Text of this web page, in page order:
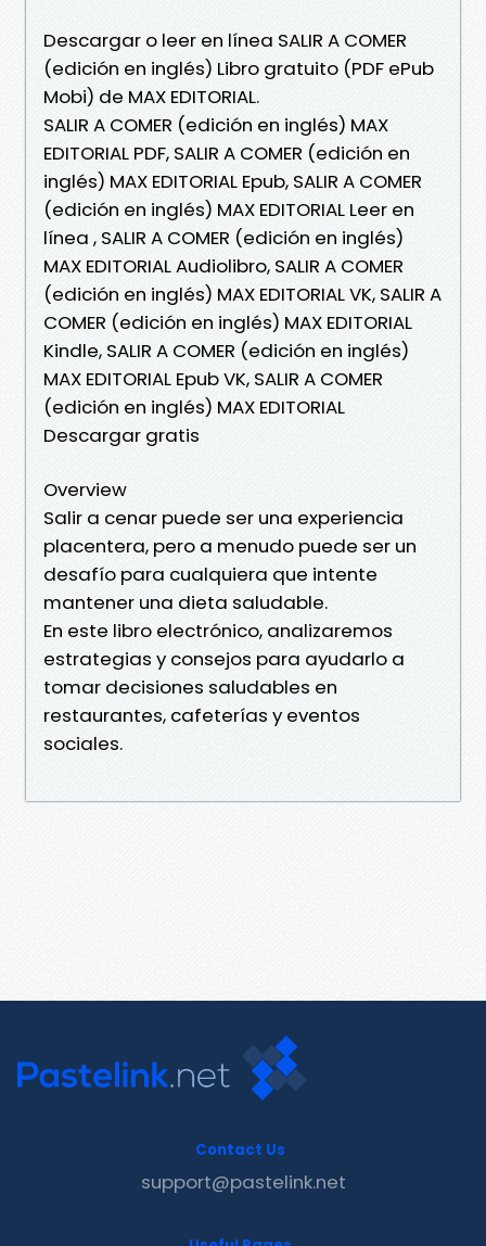
Descargar o leer en línea SALIR A COMER
(edición en inglés) Libro gratuito (PDF ePub
Mobi) de MAX EDITORIAL.
SALIR A COMER (edición en inglés) MAX
EDITORIAL PDF, SALIR A COMER (edición en
inglés) MAX EDITORIAL Epub, SALIR A COMER
(edición en inglés) MAX EDITORIAL Leer en
línea , SALIR A COMER (edición en inglés)
MAX EDITORIAL Audiolibro, SALIR A COMER
(edición en inglés) MAX EDITORIAL VK, SALIR A
COMER (edición en inglés) MAX EDITORIAL
Kindle, SALIR A COMER (edición en inglés)
MAX EDITORIAL Epub VK, SALIR A COMER
(edición en inglés) MAX EDITORIAL
Descargar gratis
Overview
Salir a cenar puede ser una experiencia
placentera, pero a menudo puede ser un
desafío para cualquiera que intente
mantener una dieta saludable.
En este libro electrónico, analizaremos
estrategias y consejos para ayudarlo a
tomar decisiones saludables en
restaurantes, cafeterías y eventos
sociales.
Contact Us
support@pastelink.net